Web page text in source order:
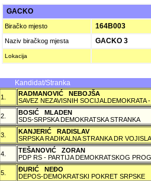
GACKO
Biračko mjesto 164B003
Naziv biračkog mjesta GACKO 3
Lokacija
Kandidat/Stranka
1.
RADMANOVIĆ NEBOJŠA
SAVEZ NEZAVISNIH SOCIJALDEMOKRATA
2.
BOSIĆ MLADEN
SDS-SRPSKA DEMOKRATSKA STRANKA
3.
KANJERIĆ RADISLAV
SRPSKA RADIKALNA STRANKA DR
4.
TEŠANOVIĆ ZORAN
PDP RS - PARTIJA DEMOKRATSKOG
5.
ÐURIĆ NEÐO
DEPOS-DEMOKRATSKI POKRET SRPSKE